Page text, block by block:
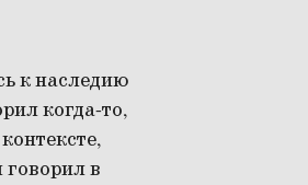
к наследию
когда-то,
в